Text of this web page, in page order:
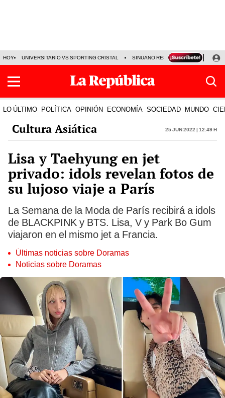
HOY UNIVERSITARIO VS SPORTING CRISTAL SINUANO RESULTADOS HOY
LO ÚLTIMO POLÍTICA OPINIÓN ECONOMÍA SOCIEDAD MUNDO
Cultura Asiática 25 Jun 2022 | 12:49 h
Lisa y Taehyung en jet
privado: idols revelan fotos de
su lujoso viaje a París
La Semana de la Moda de París recibirá a idols
de BLACKPINK y BTS. Lisa, V y Park Bo Gum
viajaron en el mismo jet a Francia.
Últimas noticias sobre Doramas
Noticias sobre Doramas